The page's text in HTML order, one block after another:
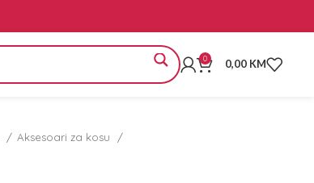
0 0,00 KM
Aksesoari za kosu